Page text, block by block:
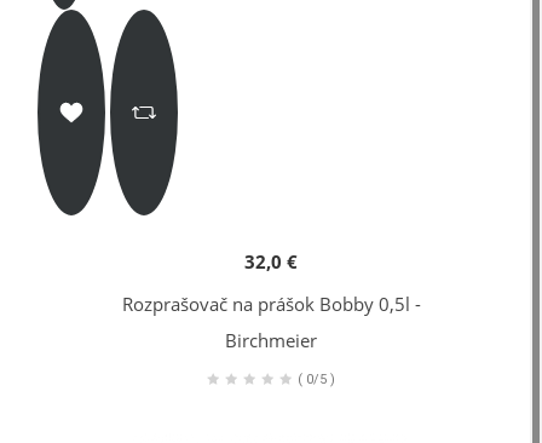
Rozprašovač na prášok Bobby 0,5l -
Birchmeier
32,0 €
( 0/5 )